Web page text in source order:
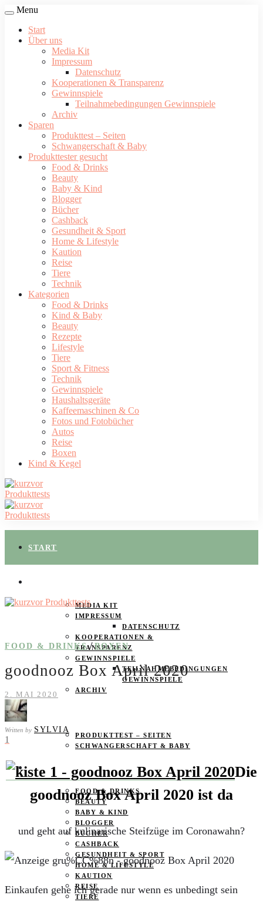
Menu
Start
Über uns
Media Kit
Impressum
Datenschutz
Kooperationen & Transparenz
Gewinnspiele
Teilnahmebedingungen Gewinnspiele
Archiv
Sparen
Produkttest – Seiten
Schwangerschaft & Baby
Produkttester gesucht
Food & Drinks
Beauty
Baby & Kind
Blogger
Bücher
Cashback
Gesundheit & Sport
Home & Lifestyle
Kaution
Reise
Tiere
Technik
Kategorien
Food & Drinks
Kind & Baby
Beauty
Rezepte
Lifestyle
Tiere
Sport & Fitness
Technik
Gewinnspiele
Haushaltsgeräte
Kaffeemaschinen & Co
Fotos und Fotobücher
Autos
Reise
Boxen
Kind & Kegel
START
MEDIA KIT
IMPRESSUM
DATENSCHUTZ
KOOPERATIONEN &
TRANSPARENZ
GEWINNSPIELE
TEILNAHMEBEDINGUNGEN
GEWINNSPIELE
ARCHIV
PRODUKTTEST – SEITEN
SCHWANGERSCHAFT & BABY
PRODUKTTESTER GESUCHT
FOOD & DRINKS
BEAUTY
BABY & KIND
BLOGGER
BÜCHER
CASHBACK
GESUNDHEIT & SPORT
HOME & LIFESTYLE
KAUTION
REISE
TIERE
FOOD & DRINKS / BOXEN
goodnooz Box April 2020
2. MAI 2020
Written by SYLVIA
1
Die
goodnooz Box April 2020 ist da
und geht auf kulinarische Steifzüge im Coronawahn?
Einkaufen gehe ich gerade nur wenn es unbedingt sein